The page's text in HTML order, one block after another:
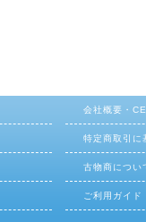
会社概要・
特定商取引に
古物商につい
ご利用ガイド